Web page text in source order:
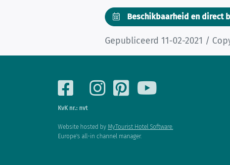
Beschikbaarheid en direct
Gepubliceerd 11-02-2021 /
KvK nr.: nvt
Website hosted by MyTourist Hotel Software.
Europe's all-in channel manager.